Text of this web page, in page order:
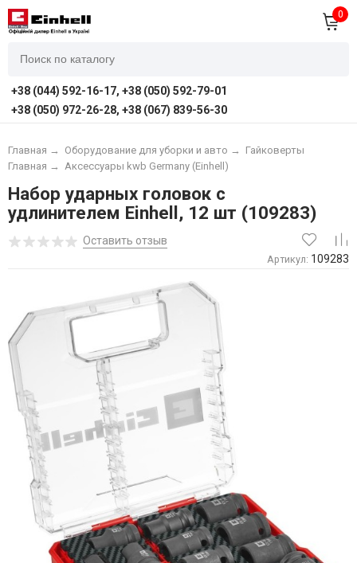
0
+38 (044) 592-16-17, +38 (050) 592-79-01
+38 (050) 972-26-28, +38 (067) 839-56-30
Главная → Оборудование для уборки и авто →
Гайковерты
Аксессуары kwb Germany (Einhell)
Главная →
Набор ударных головок с
удлинителем Einhell, 12 шт (109283)
Оставить отзыв
Артикул: 109283